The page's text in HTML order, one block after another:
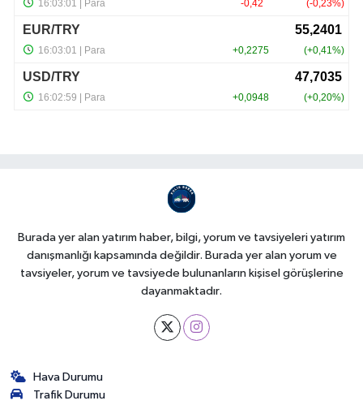
Burada yer alan yatırım haber, bilgi, yorum ve tavsiyeleri yatırım
danışmanlığı kapsamında değildir. Burada yer alan yorum ve
tavsiyeler, yorum ve tavsiyede bulunanların kişisel görüşlerine
dayanmaktadır.
Hava Durumu
Trafik Durumu